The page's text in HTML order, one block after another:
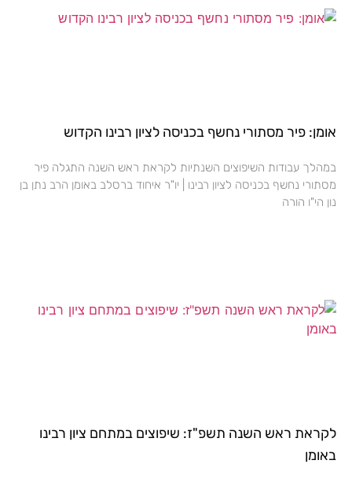
אומן: פיר מסתורי נחשף בכניסה לציון רבינו הקדוש
במהלך עבודות השיפוצים השנתיות לקראת ראש השנה התגלה פיר
מסתורי נחשף בכניסה לציון רבינו | יו"ר איחוד ברסלב באומן הרב נתן בן
נון הי"ו הורה
לקראת ראש השנה תשפ"ז: שיפוצים במתחם ציון רבינו
באומן